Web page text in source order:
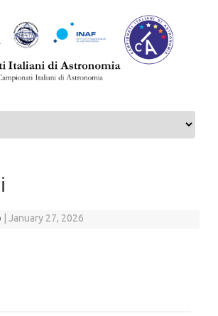
January 27, 2026